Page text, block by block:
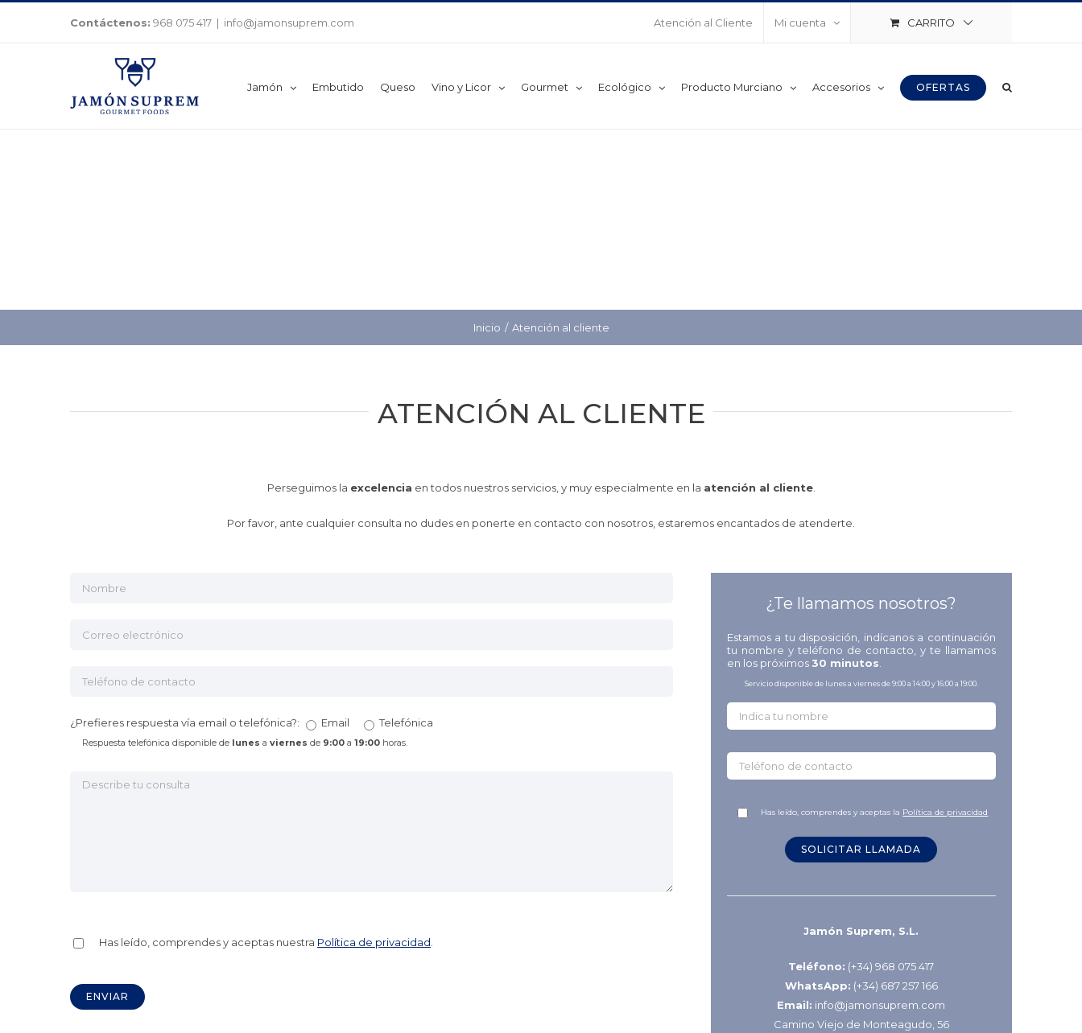
Contáctenos: 968 075 417 | info@jamonsuprem.com Atención al Cliente Mi cuenta CARRITO
Jamón Embutido Queso Vino y Licor Gourmet Ecológico Producto Murciano Accesorios OFERTAS
Inicio Atención al cliente
ATENCIÓN AL CLIENTE
Perseguimos la excelencia en todos nuestros servicios, y muy especialmente en la atención al cliente.
Por favor, ante cualquier consulta no dudes en ponerte en contacto con nosotros, estaremos encantados de atenderte.
¿Prefieres respuesta vía email o telefónica?: Email Telefónica
Respuesta telefónica disponible de lunes a viernes de 9:00 a 19:00 horas.
Has leído, comprendes y aceptas nuestra Política de privacidad
¿Te llamamos nosotros?
Estamos a tu disposición, indícanos a continuación
tu nombre y teléfono de contacto, y te llamamos
en los próximos 30 minutos
Servicio disponible de lunes a viernes de 9:00 a 14:00 y 16:00 a 19:00.
Has leído, comprendes y aceptas la Política de privacidad
Jamón Suprem, S.L.
Teléfono: (+34) 968 075 417
WhatsApp: (+34) 687 257 166
Email: info@jamonsuprem.com
Camino Viejo de Monteagudo, 56